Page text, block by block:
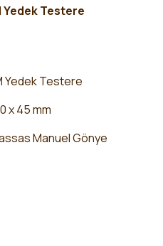
Yedek Testere
Yedek Testere
x 45 mm
Manuel Gönye